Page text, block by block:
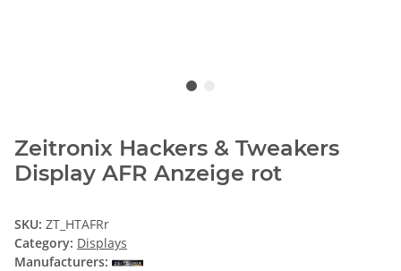
Zeitronix Hackers & Tweakers
Display AFR Anzeige rot
SKU: ZT_HTAFRr
Category: Displays
Manufacturers: